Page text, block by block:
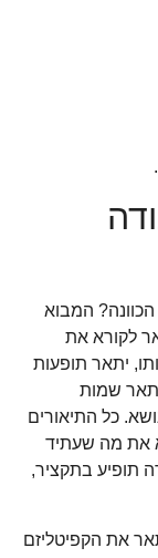
המבוא
לקורא את
יתאר תופעות
שמות
כל התיאורים
את מה שעתיד
תופיע בתקציר,
את הקפיטליזם